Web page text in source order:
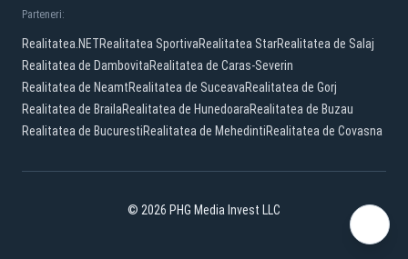
Parteneri:
Realitatea.NETRealitatea SportivaRealitatea StarRealitatea de Salaj
Realitatea de DambovitaRealitatea de Caras-Severin
Realitatea de NeamtRealitatea de SuceavaRealitatea de Gorj
Realitatea de BrailaRealitatea de HunedoaraRealitatea de Buzau
Realitatea de BucurestiRealitatea de MehedintiRealitatea de Covasna
© 2026 PHG Media Invest LLC